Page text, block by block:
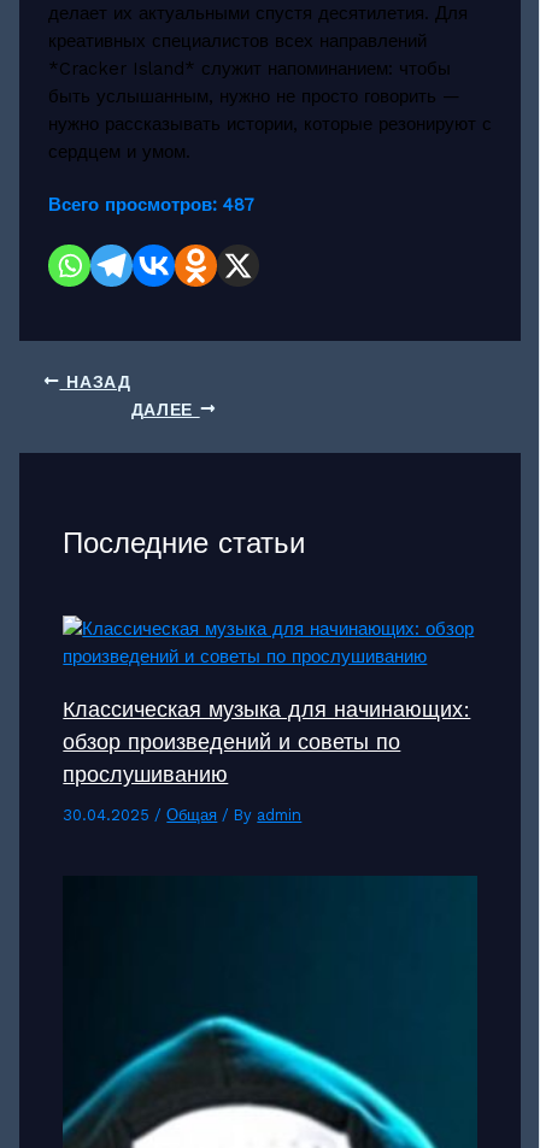
делает их актуальными спустя десятилетия. Для
креативных специалистов всех направлений
*Cracker Island* служит напоминанием: чтобы
быть услышанным, нужно не просто говорить —
нужно рассказывать истории, которые резонируют с
сердцем и умом.
Всего просмотров: 487
НАЗАД
ДАЛЕЕ
Последние статьи
Классическая музыка для начинающих:
обзор произведений и советы по
прослушиванию
30.04.2025/Общая / By admin